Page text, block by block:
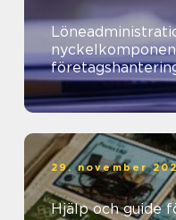
29. november
Hjälp och guide